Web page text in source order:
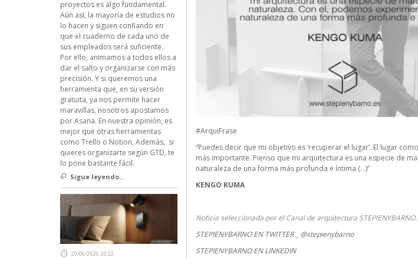
#ArquiFrase
“Puedes decir que mi objetivo es ‘recuperar el lugar’. El lugar
más importante. Pienso que mi arquitectura es una especie de
naturaleza de una forma más profunda e íntima (…)”
KENGO KUMA
Noticia seleccionada por el Canal de arquitectura STEPIENYBARNO.
STEPIENYBARNO EN TWITTER _ @stepienybarno
STEPIENYBARNO EN LINKEDIN
proyectos es algo fundamental.
Aún así, la mayoría de estudios no
lo hacen y siguen confiando en
que el cuaderno de cada uno de
sus empleados será suficiente.
Por ello, animamos a todos ellos a
dar el salto y organizarse con más
precisión. Y si queremos una
herramienta que, en su versión
gratuita, ya nos permite hacer
maravillas, nosotros apostamos
por Asana. En nuestra opinión, es
mejor que otras herramientas
como Trello o Notion, Además, si
quieres organizarte según GTD, te
lo pone bastante fácil.
Sigue leyendo...
20/06/2026, 20:22